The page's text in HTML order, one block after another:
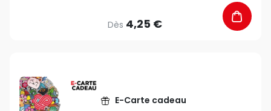
Dès 4,25 €
E-Carte cadeau